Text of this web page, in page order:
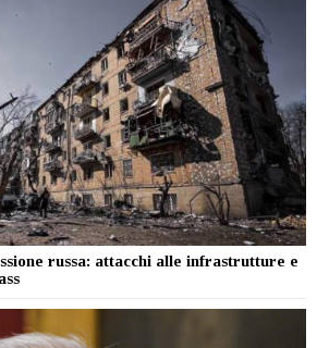
russa: attacchi alle infrastrutture e